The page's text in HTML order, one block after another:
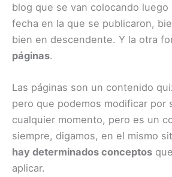
blog que se van colocando luego
fecha en la que se publicaron,
bien en descendente. Y la otra
páginas.
Las páginas son un contenido
pero que podemos modificar por
cualquier momento, pero es un
siempre, digamos, en el mismo
hay determinados conceptos
aplicar.